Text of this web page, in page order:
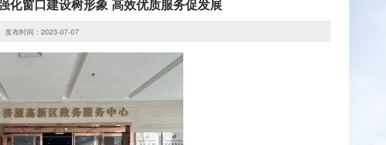
化窗口建设树形象 高效优质服务促发展
发布时间：2023-07-07